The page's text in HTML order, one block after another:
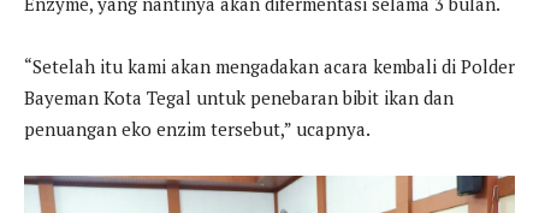
“Setelah itu kami akan mengadakan acara kembali di Polder
Bayeman Kota Tegal untuk penebaran bibit ikan dan
penuangan eko enzim tersebut,” ucapnya.